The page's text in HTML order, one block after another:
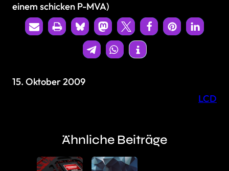
einem schicken P-MVA)
15. Oktober 2009
LCD
Ähnliche Beiträge